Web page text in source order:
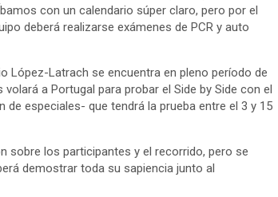
con un calendario súper claro, pero por el
deberá realizarse exámenes de PCR y auto
López-Latrach se encuentra en pleno período de
a Portugal para probar el Side by Side con el
especiales- que tendrá la prueba entre el 3 y 15
sobre los participantes y el recorrido, pero se
demostrar toda su sapiencia junto al